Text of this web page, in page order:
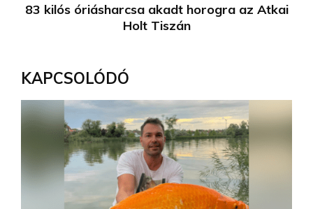
83 kilós óriásharcsa akadt horogra az Atkai
Holt Tiszán
KAPCSOLÓDÓ